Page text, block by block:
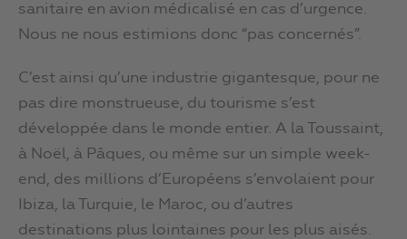
sanitaire en avion médicalisé en cas d’urgence.
Nous ne nous estimions donc “pas concernés”.
C’est ainsi qu’une industrie gigantesque, pour ne
pas dire monstrueuse, du tourisme s’est
développée dans le monde entier. A la Toussaint,
à Noël, à Pâques, ou même sur un simple week-
end, des millions d’Européens s’envolaient pour
Ibiza, la Turquie, le Maroc, ou d’autres
destinations plus lointaines pour les plus aisés.